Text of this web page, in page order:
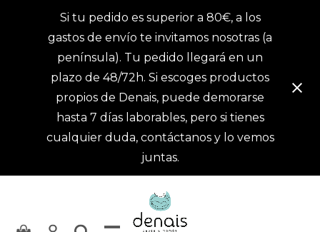
Si tu pedido es superior a 80€, a los
gastos de envío te invitamos nosotras (a
península). Tu pedido llegará en un
plazo de 48/72h. Si escoges productos
propios de Denais, puede demorarse
hasta 7 días laborables, pero si tienes
cualquier duda, contáctanos y lo vemos
juntas.